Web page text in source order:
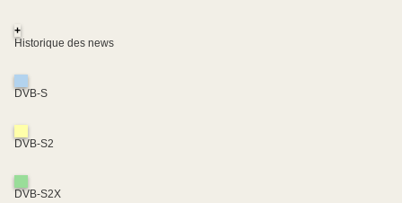
+
Historique des news
DVB-S
DVB-S2
DVB-S2X